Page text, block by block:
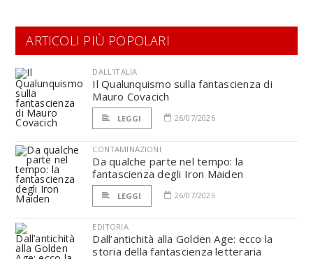
ARTICOLI PIÙ POPOLARI
DALL'ITALIA
Il Qualunquismo sulla fantascienza di
Mauro Covacich
LEGGI 26/07/2026
CONTAMINAZIONI
Da qualche parte nel tempo: la
fantascienza degli Iron Maiden
LEGGI 26/07/2026
EDITORIA
Dall’antichità alla Golden Age: ecco la
storia della fantascienza letteraria